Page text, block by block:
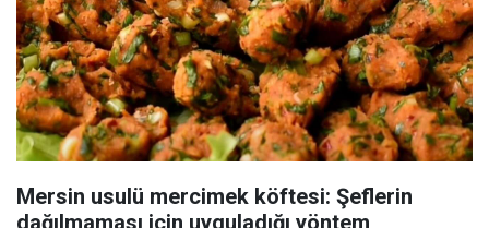
Mersin usulü mercimek köftesi: Şeflerin